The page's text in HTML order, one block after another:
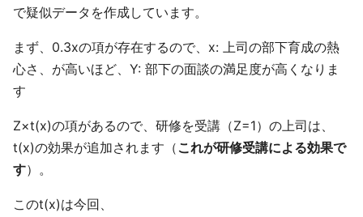
で疑似データを作成しています。
まず、0.3xの項が存在するので、x: 上司の部下育成の熱
心さ、が高いほど、Y: 部下の面談の満足度が高くなりま
す
Z×t(x)の項があるので、研修を受講（Z=1）の上司は、
t(x)の効果が追加されます（ これが研修受講による効果で
す）。
このt(x)は今回、